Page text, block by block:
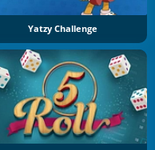
Yatzy Challenge